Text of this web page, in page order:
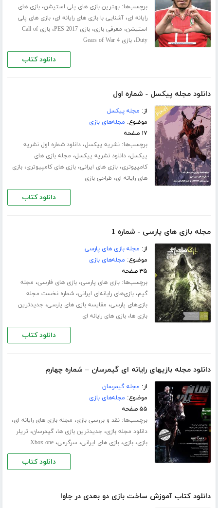
برچسب‌ها:بهترین بازی های پلی استیشن،بازی های
رایانه ای،آشنایی با بازی های رایانه ای،بازی های پلی
استیشن، معرفی بازی،بازی PES 2017 ،
بازی Call of
Duty،بازی Gears of War 4
دانلود کتاب
دانلود مجله پیکسل - شماره اول
از: مجله پیکسل
موضوع: مجله‌های بازی
۱۷ صفحه
برچسب‌ها:نشریه پیکسل،دانلود شماره اول نشریه
پیکسل،دانلود نشریه پیکسل، مجله بازی های
کامپیوتری،بازی های ایرانی،بازی های کامپیوتری،بازی
های رایانه ای، طراحی بازی
دانلود کتاب
مجله بازی های پارسی - شماره 1
از: مجله بازی های پارسی
موضوع: مجله‌های بازی
۳۵ صفحه
برچسب‌ها:بازی های پارسی،بازی های فارسی، مجله
گیم،بازی‌های رایانه‌ای ایرانی،شماره‌ نخست مجله‌
بازی‌های پارسی، مقایسه بازی های پارسی، جدیدترین
بازی ها،بازی های رایانه ای
دانلود کتاب
دانلود مجله بازیهای رایانه ای گیمرسان – شماره چهارم
از: مجله گیمرسان
موضوع: مجله‌های بازی
۵۵ صفحه
برچسب‌ها:نقد و بررسی بازی، مجله بازی های رایانه ای،
دانلود مجله بازی، جدیدترین بازی ها،گیمرسان، تریلر
بازی،بازی،بازی های ایرانی، سرگرمی،Xbox one
دانلود کتاب
دانلود کتاب آموزش ساخت بازی دو بعدی در جاوا